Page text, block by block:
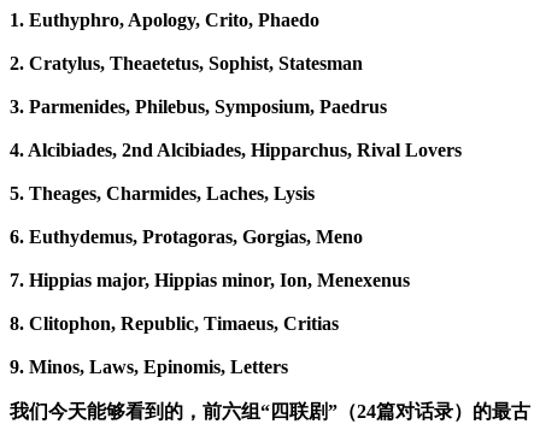
1. Euthyphro, Apology, Crito, Phaedo
2. Cratylus, Theaetetus, Sophist, Statesman
3. Parmenides, Philebus, Symposium, Paedrus
4. Alcibiades, 2nd Alcibiades, Hipparchus, Rival Lovers
5. Theages, Charmides, Laches, Lysis
6. Euthydemus, Protagoras, Gorgias, Meno
7. Hippias major, Hippias minor, Ion, Menexenus
8. Clitophon, Republic, Timaeus, Critias
9. Minos, Laws, Epinomis, Letters
我们今天能够看到的，前六组“四联剧”（24篇对话录）的最古